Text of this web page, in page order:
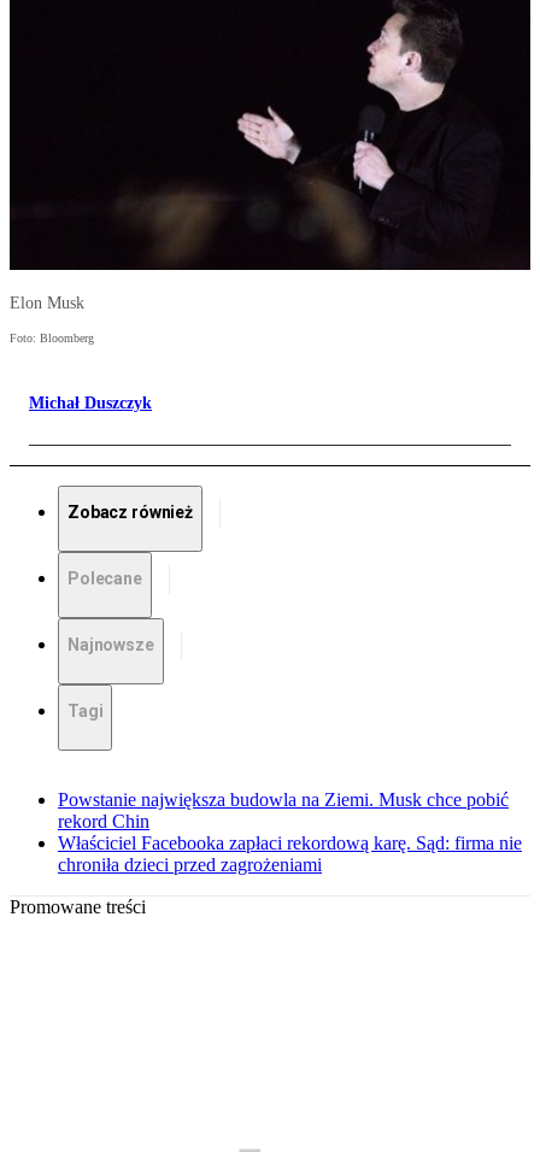
Elon Musk
Foto: Bloomberg
Michał Duszczyk
Zobacz również
Polecane
Najnowsze
Tagi
Powstanie największa budowla na Ziemi. Musk chce pobić
rekord Chin
Właściciel Facebooka zapłaci rekordową karę. Sąd: firma nie
chroniła dzieci przed zagrożeniami
Promowane treści